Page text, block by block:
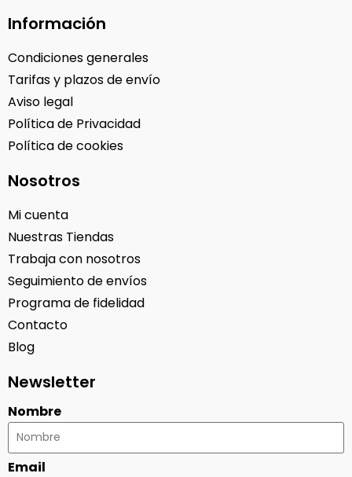
Información
Condiciones generales
Tarifas y plazos de envío
Aviso legal
Política de Privacidad
Política de cookies
Nosotros
Mi cuenta
Nuestras Tiendas
Trabaja con nosotros
Seguimiento de envíos
Programa de fidelidad
Contacto
Blog
Newsletter
Nombre
Email